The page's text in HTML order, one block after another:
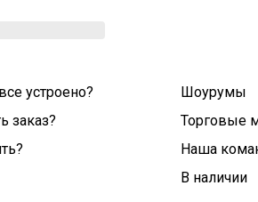
устроено?
заказ?
Шоурумы
Торговые
Наша
В наличии